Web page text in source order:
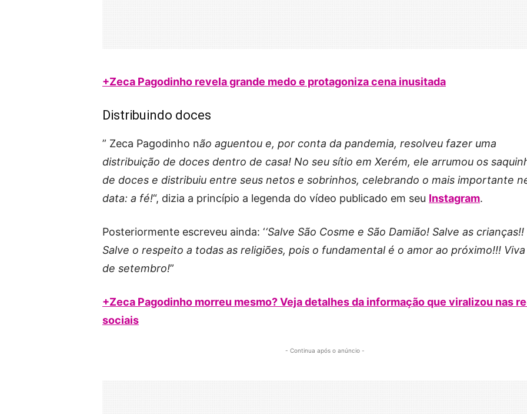
+Zeca Pagodinho revela grande medo e protagoniza cena inusitada
Distribuindo doces
” Zeca Pagodinho não aguentou e, por conta da pandemia, resolveu fazer uma
distribuição de doces dentro de casa! No seu sítio em Xerém, ele arrumou os
de doces e distribuiu entre seus netos e sobrinhos, celebrando o mais importante
data: a fé!“, dizia a princípio a legenda do vídeo publicado em seu Instagram.
Posteriormente escreveu ainda: ‘‘Salve São Cosme e São Damião! Salve as crianças!!
Salve o respeito a todas as religiões, pois o fundamental é o amor ao próximo!!!
de setembro!”
+Zeca Pagodinho morreu mesmo? Veja detalhes da informação que viralizou nas
sociais
- Continua após o anúncio -